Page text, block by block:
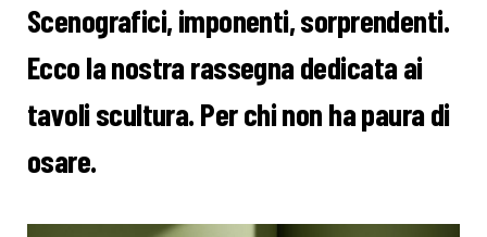
Scenografici, imponenti, sorprendenti.
Ecco la nostra rassegna dedicata ai
tavoli scultura. Per chi non ha paura di
osare.